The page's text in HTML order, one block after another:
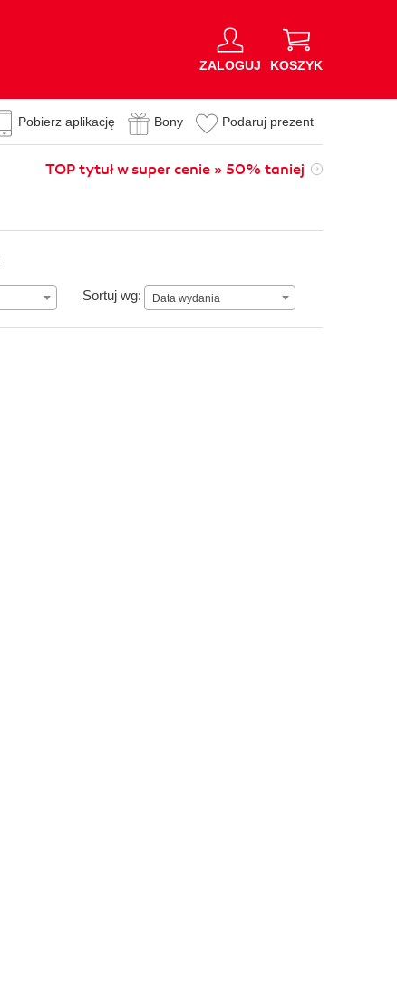
ZALOGUJ KOSZYK
Pobierz aplikację Bony Podaruj prezent
TOP tytuł w super cenie » 50% taniej
Sortuj wg: Data wydania
Data wydania